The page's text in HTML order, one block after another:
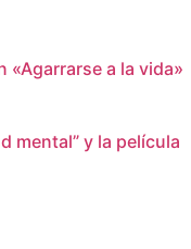
«Agarrarse a la vida»
mental” y la película